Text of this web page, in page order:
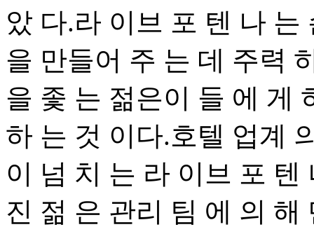
았 다.라 이브 포 텐 나
을 만들어 주 는 데 주력
을 좇 는 젊은이 들 에 게
하 는 것 이다.호텔 업계
이 넘 치 는 라 이브 포
진 젊 은 관리 팀 에 의